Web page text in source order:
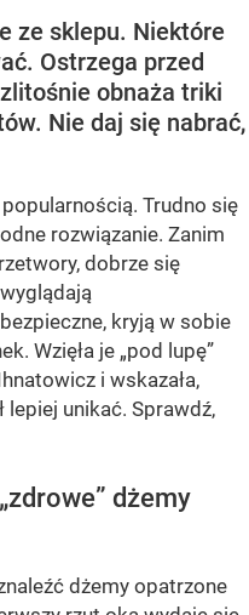
ze sklepu. Niektóre
Ostrzega przed
obnaża triki
Nie daj się nabrać,
Trudno się
rozwiązanie. Zanim
dobrze się
kryją w sobie
Wzięła je „pod lupę”
i wskazała,
unikać. Sprawdź,
dżemy
dżemy opatrzone